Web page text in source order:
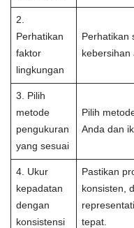
2.
Perhatikan
faktor
lingkungan
Perhatikan
kebersihan
3. Pilih
metode
pengukuran
yang sesuai
Pilih
Anda dan
4. Ukur
kepadatan
dengan
konsistensi
Pastikan
konsisten,
tepat.